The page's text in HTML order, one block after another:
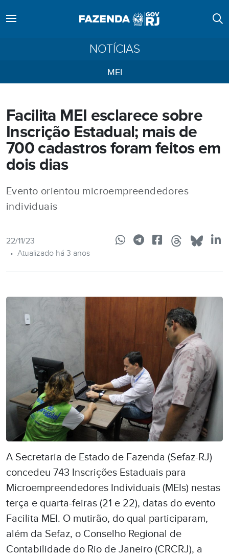
NOTÍCIAS
MEI
Facilita MEI esclarece sobre
Inscrição Estadual; mais de
700 cadastros foram feitos em
dois dias
Evento orientou microempreendedores
individuais
22/11/23
• Atualizado há 3 anos
A Secretaria de Estado de Fazenda (Sefaz-RJ)
concedeu 743 Inscrições Estaduais para
Microempreendedores Individuais (MEIs) nestas
terça e quarta-feiras (21 e 22), datas do evento
Facilita MEI. O mutirão, do qual participaram,
além da Sefaz, o Conselho Regional de
Contabilidade do Rio de Janeiro (CRCRJ), a